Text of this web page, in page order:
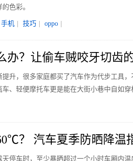
色彩。
手机 技巧 oppo
办？让偷车贼咬牙切齿
升，很多家庭都买了汽车作为代步工具
、轻便摩托车更是能在大街小巷中自如穿
？ 汽车夏季防晒降温
停车时，至少暴晒超过一个小时车厢内